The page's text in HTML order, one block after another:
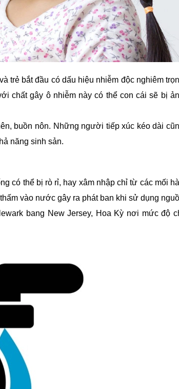
trẻ bắt đầu có dấu hiệu nhiễm độc nghiêm
chất gây ô nhiễm này có thể con cái sẽ bị
buồn nôn. Những người tiếp xúc kéo dài
năng sinh sản.
có thể bị rò rỉ, hay xâm nhập chỉ từ các mối
vào nước gây ra phát ban khi sử dụng
bang New Jersey, Hoa Kỳ nơi mức độ